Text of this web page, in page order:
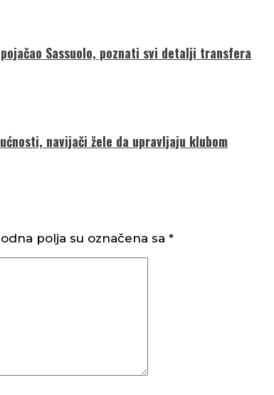
pojačao Sassuolo, poznati svi detalji transfera
navijači žele da upravljaju klubom
polja su označena sa *